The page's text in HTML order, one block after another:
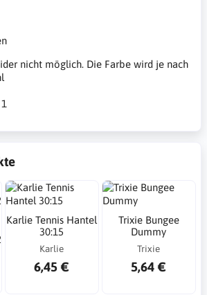
nicht möglich. Die Farbe wird je nach
Karlie Tennis Hantel
30:15
Karlie
6,45 €
Trixie Bungee
Dummy
Trixie
5,64 €